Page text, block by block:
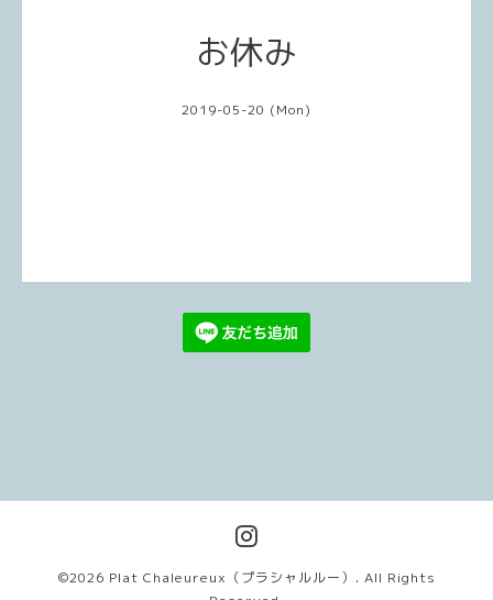
お休み
2019-05-20 (Mon)
©2026 Plat Chaleureux（プラシャルルー） . All Rights